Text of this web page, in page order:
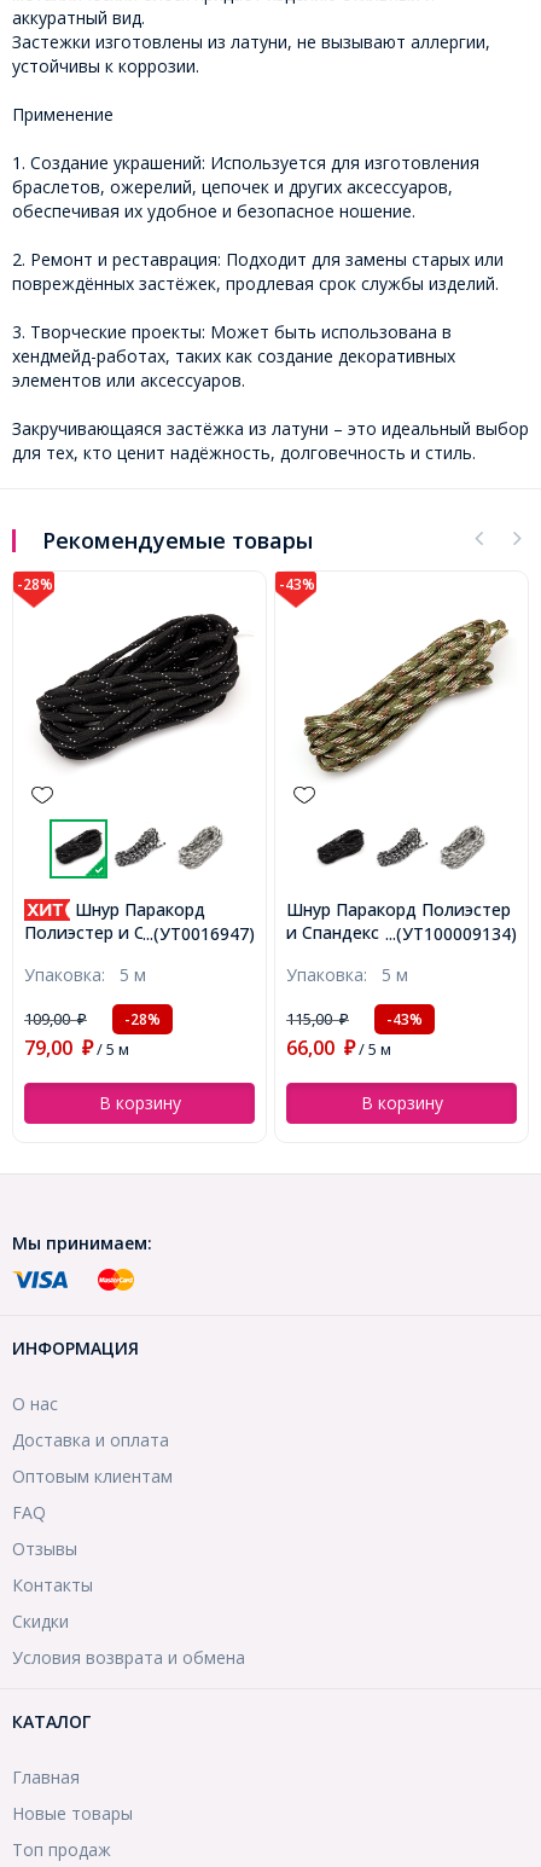
аккуратный вид.
Застежки изготовлены из латуни, не вызывают аллергии,
устойчивы к коррозии.
Применение
1. Создание украшений: Используется для изготовления
браслетов, ожерелий, цепочек и других аксессуаров,
обеспечивая их удобное и безопасное ношение.
2. Ремонт и реставрация: Подходит для замены старых или
повреждённых застёжек, продлевая срок службы изделий.
3. Творческие проекты: Может быть использована в
хендмейд-работах, таких как создание декоративных
элементов или аксессуаров.
Закручивающаяся застёжка из латуни – это идеальный выбор
для тех, кто ценит надёжность, долговечность и стиль.
Рекомендуемые товары
-28%
...(УТ0016947)
Шнур Паракорд
Полиэстер и Спандекс 7-ми
Черный, Размер: 4мм,
(УТ0016947)
Упаковка: 5 м
109,00₽ -28%
79,00 ₽/ 5 м
В корзину
-43%
...(УТ100009134)
Шнур Паракорд Полиэстер
и Спандекс 7-ми Жильный
4мм, (УТ100009134)
Упаковка: 5 м
115,00₽ -43%
66,00 ₽/ 5 м
В корзину
Мы принимаем:
ИНФОРМАЦИЯ
О нас
Доставка и оплата
Оптовым клиентам
FAQ
Отзывы
Контакты
Скидки
Условия возврата и обмена
КАТАЛОГ
Главная
Новые товары
Топ продаж